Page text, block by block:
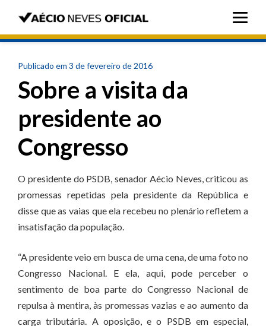
Publicado em 3 de fevereiro de 2016
Sobre a visita da
presidente ao
Congresso
O presidente do PSDB, senador Aécio Neves, criticou as
promessas repetidas pela presidente da República e
disse que as vaias que ela recebeu no plenário refletem a
insatisfação da população.
“A presidente veio em busca de uma cena, de uma foto no
Congresso Nacional. E ela, aqui, pode perceber o
sentimento de boa parte do Congresso Nacional de
repulsa à mentira, às promessas vazias e ao aumento da
carga tributária. A oposição, e o PSDB em especial,